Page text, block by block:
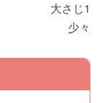
大さじ1
少々